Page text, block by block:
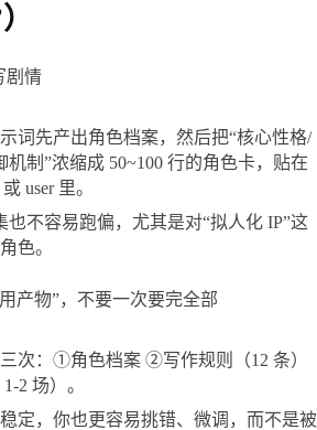
剧情
词先产出角色档案，然后把“核心性格/
机制”浓缩成 50~100 行的角色卡，贴在
user 里。
也不容易跑偏，尤其是对“拟人化 IP”这
色。
产物”，不要一次要完全部
次：①角色档案 ②写作规则（12 条）
2 场）。
定，你也更容易挑错、微调，而不是被